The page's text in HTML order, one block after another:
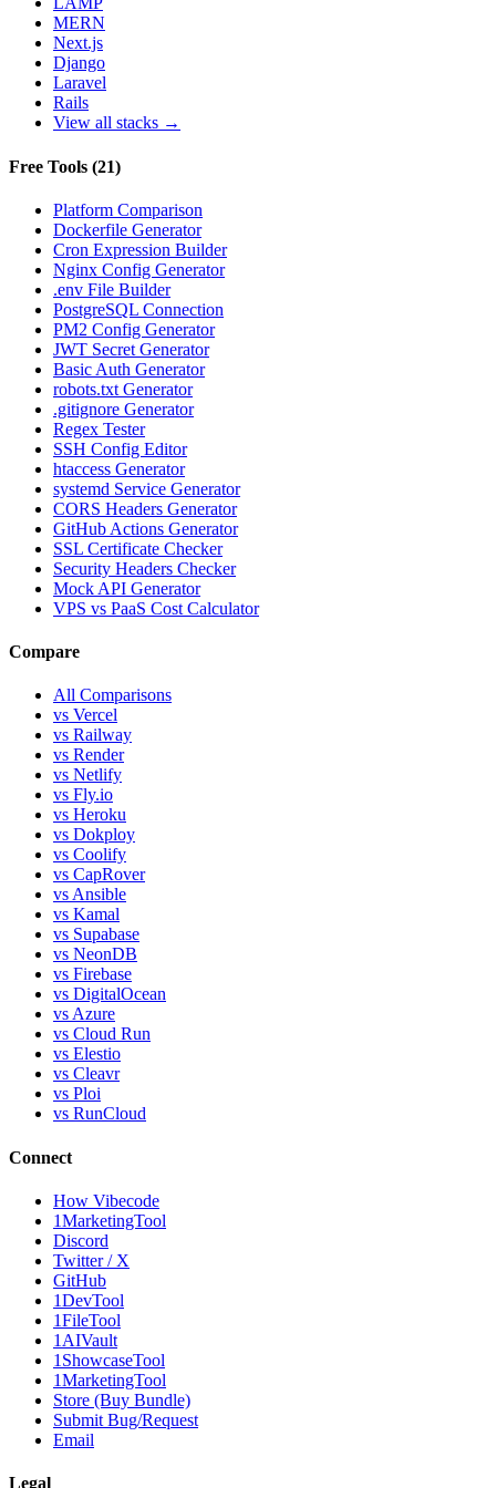
MERN
Next.js
Django
Laravel
Rails
View all stacks →
Free Tools (21)
Platform Comparison
Dockerfile Generator
Cron Expression Builder
Nginx Config Generator
.env File Builder
PostgreSQL Connection
PM2 Config Generator
JWT Secret Generator
Basic Auth Generator
robots.txt Generator
.gitignore Generator
Regex Tester
SSH Config Editor
htaccess Generator
systemd Service Generator
CORS Headers Generator
GitHub Actions Generator
SSL Certificate Checker
Security Headers Checker
Mock API Generator
VPS vs PaaS Cost Calculator
Compare
All Comparisons
vs Vercel
vs Railway
vs Render
vs Netlify
vs Fly.io
vs Heroku
vs Dokploy
vs Coolify
vs CapRover
vs Ansible
vs Kamal
vs Supabase
vs NeonDB
vs Firebase
vs DigitalOcean
vs Azure
vs Cloud Run
vs Elestio
vs Cleavr
vs Ploi
vs RunCloud
Connect
How Vibecode
1MarketingTool
Discord
Twitter / X
GitHub
1DevTool
1FileTool
1AIVault
1ShowcaseTool
1MarketingTool
Store (Buy Bundle)
Submit Bug/Request
Email
Legal